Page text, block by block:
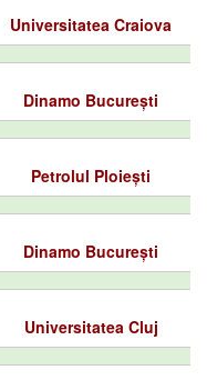
Universitatea Craiova
Dinamo București
Petrolul Ploiești
Dinamo București
Universitatea Cluj